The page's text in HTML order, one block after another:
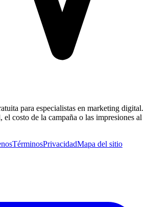
para especialistas en marketing digital.
costo de la campaña o las impresiones al
TérminosPrivacidadMapa del sitio